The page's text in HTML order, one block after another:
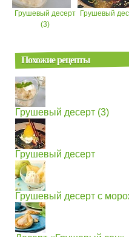
Грушевый десерт
(3)
Грушевый
Похожие рецепты
Грушевый десерт (3)
Грушевый десерт
Грушевый десерт с